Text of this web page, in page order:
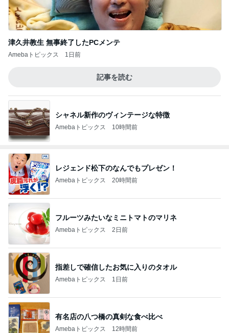
津久井教生 無事終了したPCメンテ
Amebaトピックス 1日前
記事を読む
シャネル新作のヴィンテージな特徴
Amebaトピックス 10時間前
レジェンド松下のなんでもプレゼン！
Amebaトピックス 20時間前
フルーツみたいなミニトマトのマリネ
Amebaトピックス 2日前
指差しで確信したお気に入りのタオル
Amebaトピックス 1日前
有名店の八つ橋の真剣な食べ比べ
Amebaトピックス 12時間前